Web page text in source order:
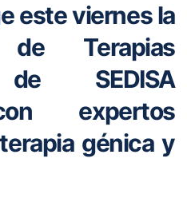
este viernes la
Terapias
de SEDISA
expertos
génica y